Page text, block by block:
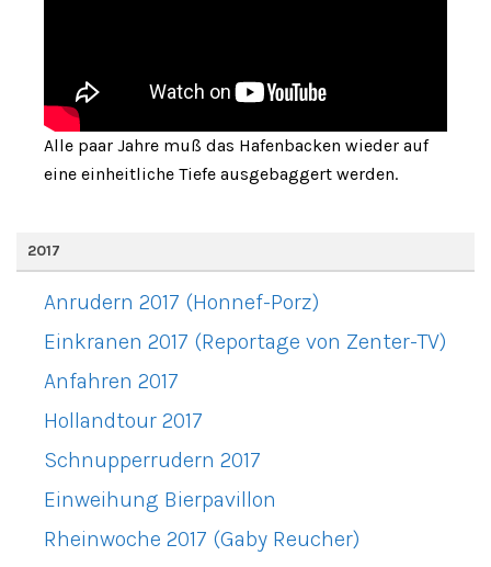
Alle paar Jahre muß das Hafenbacken wieder auf
eine einheitliche Tiefe ausgebaggert werden.
2017
Anrudern 2017 (Honnef-Porz)
Einkranen 2017 (Reportage von Zenter-TV)
Anfahren 2017
Hollandtour 2017
Schnupperrudern 2017
Einweihung Bierpavillon
Rheinwoche 2017 (Gaby Reucher)